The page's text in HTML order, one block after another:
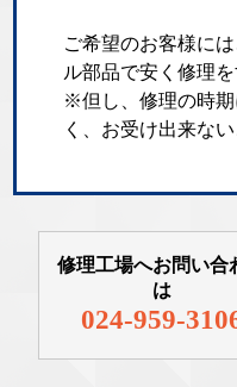
ご希望のお客様に
ル部品で安く修理
※但し、修理の時
く、お受け出来な
修理工場へお問い合
は
024-959-